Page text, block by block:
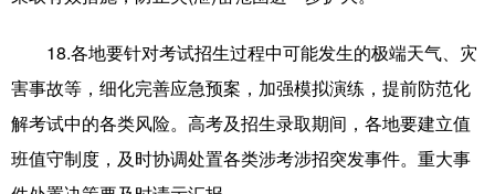
18.各地要针对考试招生过程中可能发生的极端天气、灾
害事故等，细化完善应急预案，加强模拟演练，提前防范化
解考试中的各类风险。高考及招生录取期间，各地要建立值
班值守制度，及时协调处置各类涉考涉招突发事件。重大事